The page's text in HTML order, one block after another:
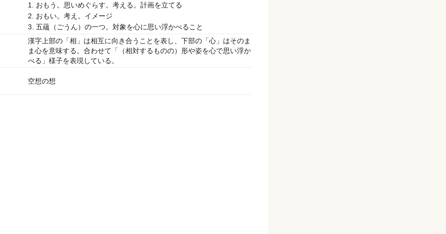
1. おもう。思いめぐらす。考える。計画を立てる
2. おもい。考え。イメージ
3. 五蘊（ごうん）の一つ。対象を心に思い浮かべること
漢字上部の「相」は相互に向き合うことを表し、下部の「心」はそのま
ま心を意味する。合わせて「（相対するものの）形や姿を心で思い浮か
べる」様子を表現している。
空想の想